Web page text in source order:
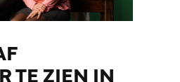
TE ZIEN IN